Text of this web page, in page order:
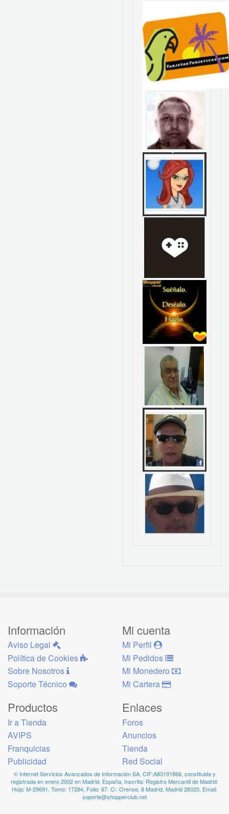
Información
Aviso Legal
Política de Cookies
Sobre Nosotros
Soporte Técnico
Mi cuenta
Mi Perfil
Mi Pedidos
Mi Monedero
Mi Cartera
Productos
Ir a Tienda
AVIPS
Franquicias
Publicidad
Enlaces
Foros
Anuncios
Tienda
Red Social
© Internet Servicios Avanzados de Información SA, CIF:A83191866, constituida y
registrada en enero 2002 en Madrid, España, Inscrita: Registro Mercantil de Madrid:
Hoja: M-29691, Tomo: 17284, Folio: 67. C/. Orense, 8 Madrid, Madrid 28020, Email:
soporte@shopperclub.net